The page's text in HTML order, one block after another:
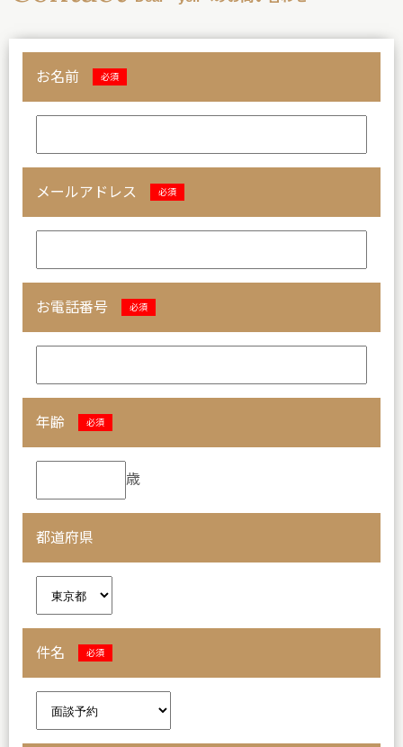
お名前 必須
メールアドレス 必須
お電話番号 必須
年齢 必須
歳
都道府県
件名 必須